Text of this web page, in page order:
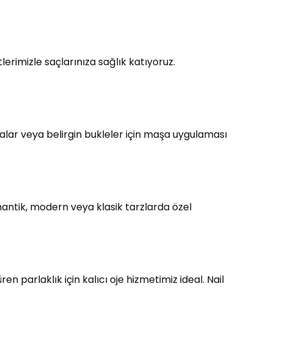
saçlarınıza sağlık katıyoruz.
veya belirgin bukleler için maşa uygulaması
modern veya klasik tarzlarda özel
parlaklık için kalıcı oje hizmetimiz ideal. Nail